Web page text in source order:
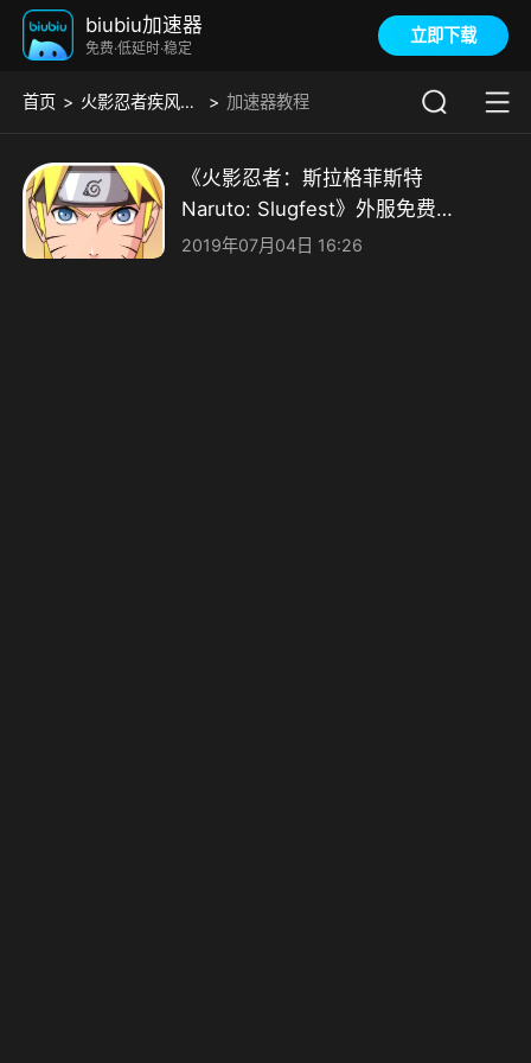
biubiu加速器
免费·低延时·稳定
立即下载
首页 火影忍者疾风传终极狂热 加速器教程
《火影忍者：斯拉格菲斯特
Naruto: Slugfest》外服免费手
游加速器推荐
2019年07月04日 16:26